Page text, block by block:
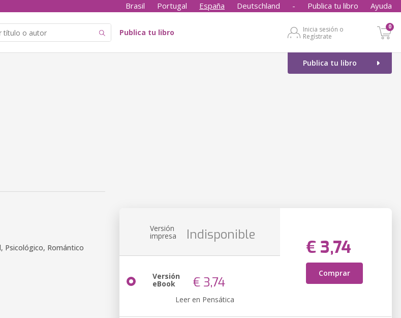
Brasil Portugal España Deutschland - Publica tu libro Ayuda
Publica tu libro
Inicia sesión o
Regístrate
0
Publica tu libro
Psicológico, Romántico
Versión
impresa Indisponible
€ 3,74
Comprar
Versión
eBook € 3,74
Leer en Pensática